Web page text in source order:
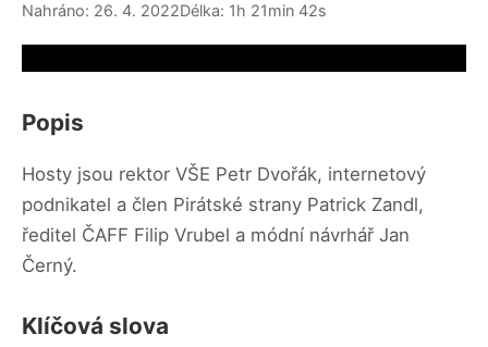
Nahráno: 26. 4. 2022Délka: 1h 21min 42s
Popis
Hosty jsou rektor VŠE Petr Dvořák, internetový
podnikatel a člen Pirátské strany Patrick Zandl,
ředitel ČAFF Filip Vrubel a módní návrhář Jan
Černý.
Klíčová slova